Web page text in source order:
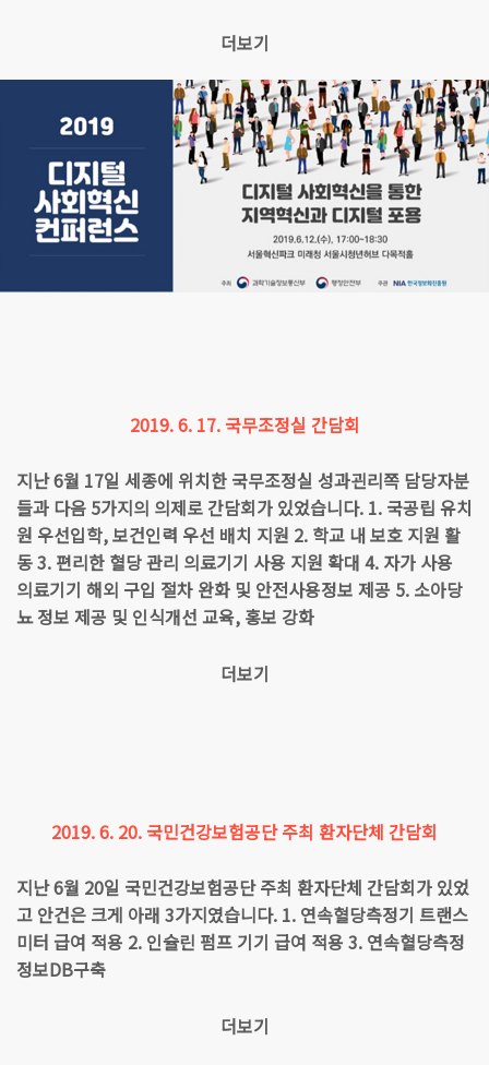
더보기
2019. 6. 17. 국무조정실 간담회
지난 6월 17일 세종에 위치한 국무조정실 성과괸리쪽 담당자분
들과 다음 5가지의 의제로 간담회가 있었습니다. 1. 국공립 유치
원 우선입학, 보건인력 우선 배치 지원 2. 학교 내 보호 지원 활
동 3. 편리한 혈당 관리 의료기기 사용 지원 확대 4. 자가 사용
의료기기 해외 구입 절차 완화 및 안전사용정보 제공 5. 소아당
뇨 정보 제공 및 인식개선 교육, 홍보 강화
더보기
2019. 6. 20. 국민건강보험공단 주최 환자단체 간담회
지난 6월 20일 국민건강보험공단 주최 환자단체 간담회가 있었
고 안건은 크게 아래 3가지였습니다. 1. 연속혈당측정기 트랜스
미터 급여 적용 2. 인슐린 펌프 기기 급여 적용 3. 연속혈당측정
정보DB구축
더보기